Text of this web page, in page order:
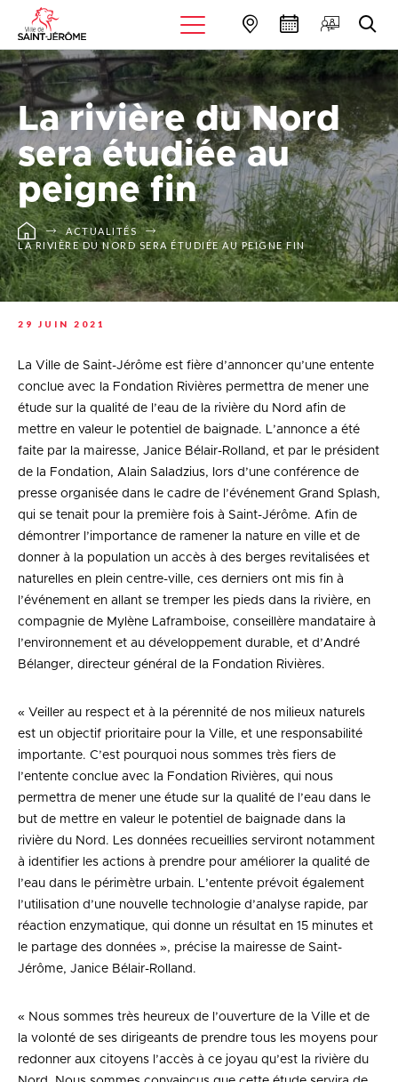
La rivière du Nord
sera étudiée au
peigne fin
ACTUALITÉS
LA RIVIÈRE DU NORD SERA ÉTUDIÉE AU PEIGNE FIN
29 JUIN 2021
La Ville de Saint-Jérôme est fière d’annoncer qu’une entente
conclue avec la Fondation Rivières permettra de mener une
étude sur la qualité de l’eau de la rivière du Nord afin de
mettre en valeur le potentiel de baignade. L’annonce a été
faite par la mairesse, Janice Bélair-Rolland, et par le président
de la Fondation, Alain Saladzius, lors d’une conférence de
presse organisée dans le cadre de l’événement Grand Splash,
qui se tenait pour la première fois à Saint-Jérôme. Afin de
démontrer l’importance de ramener la nature en ville et de
donner à la population un accès à des berges revitalisées et
naturelles en plein centre-ville, ces derniers ont mis fin à
l’événement en allant se tremper les pieds dans la rivière, en
compagnie de Mylène Laframboise, conseillère mandataire à
l’environnement et au développement durable, et d’André
Bélanger, directeur général de la Fondation Rivières.
« Veiller au respect et à la pérennité de nos milieux naturels
est un objectif prioritaire pour la Ville, et une responsabilité
importante. C’est pourquoi nous sommes très fiers de
l’entente conclue avec la Fondation Rivières, qui nous
permettra de mener une étude sur la qualité de l’eau dans le
but de mettre en valeur le potentiel de baignade dans la
rivière du Nord. Les données recueillies serviront notamment
à identifier les actions à prendre pour améliorer la qualité de
l’eau dans le périmètre urbain. L’entente prévoit également
l’utilisation d’une nouvelle technologie d’analyse rapide, par
réaction enzymatique, qui donne un résultat en 15 minutes et
le partage des données », précise la mairesse de Saint-
Jérôme, Janice Bélair-Rolland.
« Nous sommes très heureux de l’ouverture de la Ville et de
la volonté de ses dirigeants de prendre tous les moyens pour
redonner aux citoyens l’accès à ce joyau qu’est la rivière du